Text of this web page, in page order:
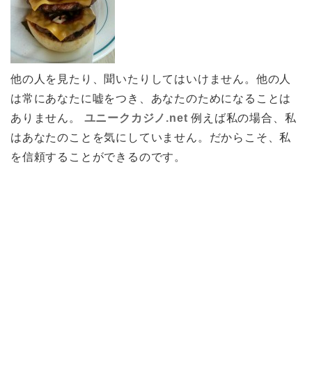
他の人を見たり、聞いたりしてはいけません。他の人
は常にあなたに嘘をつき、あなたのためになることは
ありません。 ユニークカジノ.net 例えば私の場合、私
はあなたのことを気にしていません。だからこそ、私
を信頼することができるのです。